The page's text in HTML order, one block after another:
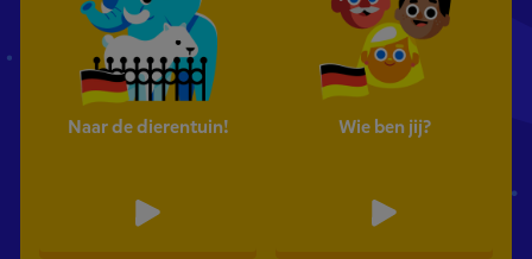
Naar de dierentuin! Wie ben jij?